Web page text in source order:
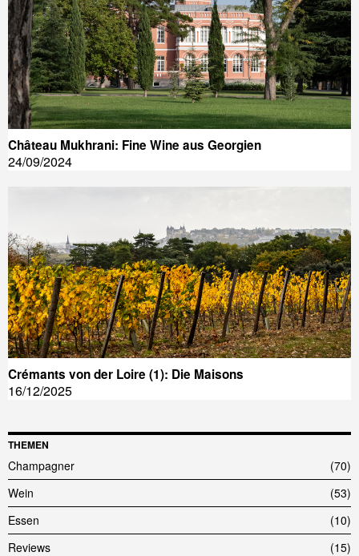
Château Mukhrani: Fine Wine aus Georgien
24/09/2024
Crémants von der Loire (1): Die Maisons
16/12/2025
THEMEN
Champagner
70
Wein
53
Essen
10
Reviews
15